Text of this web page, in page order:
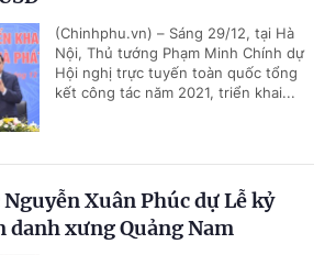
(Chinhphu.vn) – Sáng 29/12, tại Hà
Nội, Thủ tướng Phạm Minh Chính dự
Hội nghị trực tuyến toàn quốc tổng
kết công tác năm 2021, triển khai...
Xuân Phúc dự Lễ kỷ
danh xưng Quảng Nam